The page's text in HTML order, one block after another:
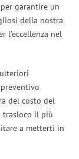
garantire un
della nostra
l’eccellenza nel
del costo del
trasloco il più
a metterti in